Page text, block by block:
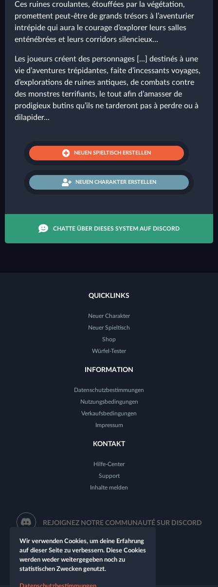
Ces ruines croulantes, étouffées par la végétation,
promettent peut-être de grands trésors à l’aventurier
intrépide qui aura le courage d’explorer leurs salles
enténébrées et leurs corridors silencieux…
Les joueurs créent des personnages [...] destinés à une
vie d’aventures trépidantes, faite d’incessants voyages,
d’explorations de ruines antiques, de combats contre
des monstres terrifiants, le tout afin d’amasser de
prodigieux butins qu’ils ne tarderont pas à perdre ou à
dilapider...
NEUEN SPIELTISCH ERSTELLEN
NEUEN CHARAKTER ERSTELLEN
CHATTE ÜBER DIESES SYSTEM AUF DISCORD
QUICKLINKS
Neuer Charakter
Neuer Spieltisch
Shop
Würfel-Tester
INFORMATION
Datenschutzbestimmungen
Nutzungsbedingungen
Verkaufsbedingungen
Impressum
KONTAKT
Hilfe-Center
Support
Inhalte melden
REJOIGNEZ NOTRE COMMUNAUTÉ SUR DISCORD
Wir verwenden Cookies, um deine Erfahrung
auf dieser Seite zu verbessern. Diese Cookies
werden weder weitergegeben noch zu
statistischen Zwecken genutzt.